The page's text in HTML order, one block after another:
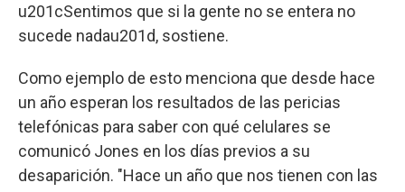
u201cSentimos que si la gente no se entera no
sucede nadau201d, sostiene.
Como ejemplo de esto menciona que desde hace
un año esperan los resultados de las pericias
telefónicas para saber con qué celulares se
comunicó Jones en los días previos a su
desaparición. "Hace un año que nos tienen con las